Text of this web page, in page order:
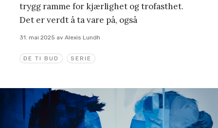
DE TI BUD SERIE
trygg ramme for kjærlighet og trofasthet.
Det er verdt å ta vare på, også
31. mai 2025 av Alexis Lundh